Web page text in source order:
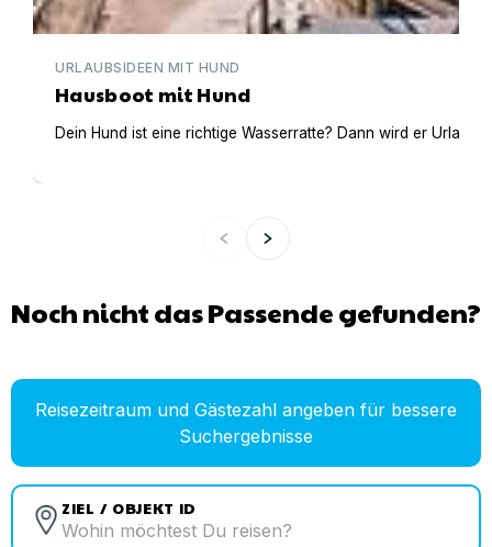
URLAUBSIDEEN MIT HUND
Hausboot mit Hund
Dein Hund ist eine richtige Wasserratte? Dann wird er
Noch nicht das Passende gefunden?
Reisezeitraum und Gästezahl angeben für bessere
Suchergebnisse
ZIEL / OBJEKT ID